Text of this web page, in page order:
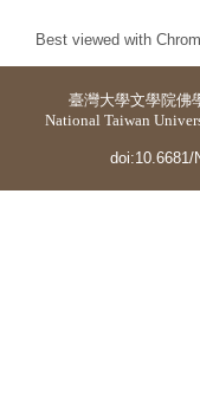
Best viewed with
臺灣大學文學院佛
National Taiwan
doi:10.6681/